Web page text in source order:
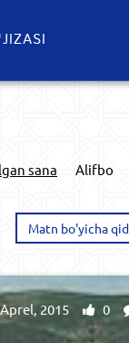
sana Alifbo
2015 0